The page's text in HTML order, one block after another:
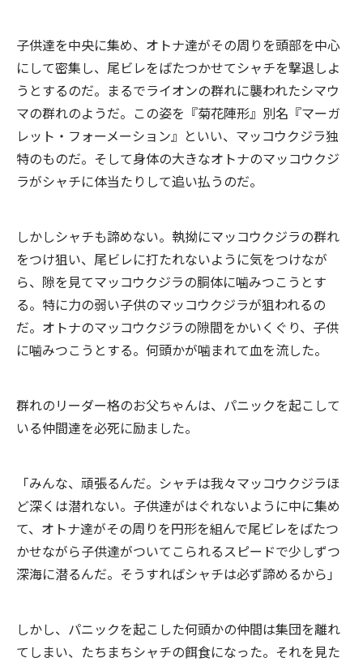
子供達を中央に集め、オトナ達がその周りを頭部を中心
にして密集し、尾ビレをばたつかせてシャチを撃退しよ
うとするのだ。まるでライオンの群れに襲われたシマウ
マの群れのようだ。この姿を『菊花陣形』別名『マーガ
レット・フォーメーション』といい、マッコウクジラ独
特のものだ。そして身体の大きなオトナのマッコウクジ
ラがシャチに体当たりして追い払うのだ。
しかしシャチも諦めない。執拗にマッコウクジラの群れ
をつけ狙い、尾ビレに打たれないように気をつけなが
ら、隙を見てマッコウクジラの胴体に噛みつこうとす
る。特に力の弱い子供のマッコウクジラが狙われるの
だ。オトナのマッコウクジラの隙間をかいくぐり、子供
に噛みつこうとする。何頭かが噛まれて血を流した。
群れのリーダー格のお父ちゃんは、パニックを起こして
いる仲間達を必死に励ました。
「みんな、頑張るんだ。シャチは我々マッコウクジラほ
ど深くは潜れない。子供達がはぐれないように中に集め
て、オトナ達がその周りを円形を組んで尾ビレをばたつ
かせながら子供達がついてこられるスピードで少しずつ
深海に潜るんだ。そうすればシャチは必ず諦めるから」
しかし、パニックを起こした何頭かの仲間は集団を離れ
てしまい、たちまちシャチの餌食になった。それを見た